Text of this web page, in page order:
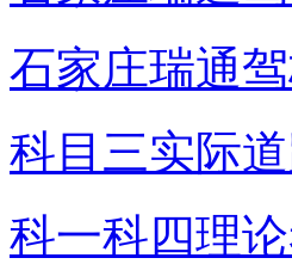
石家庄瑞通
科目三实际
科一科四理